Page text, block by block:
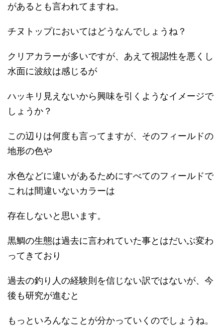
があるとも言われてますね。
チヌトップにおいてはどうなんでしょうね？
クリアカラーが多いですが、あえて視認性を悪くし
水面に波紋は感じるが
ハッキリ見えないから興味を引くようなイメージで
しょうか？
この辺りは何度も言ってますが、そのフィールドの
地形の色や
水色などに違いがあるためにすべてのフィールドで
これは間違いないカラーは
存在しないと思います。
黒鯛の生態は過去に言われていた事とはだいぶ変わ
ってきており
過去の釣り人の経験則を信じない訳ではないが、今
後も研究が進むと
もっといろんなことが分かっていくのでしょうね。